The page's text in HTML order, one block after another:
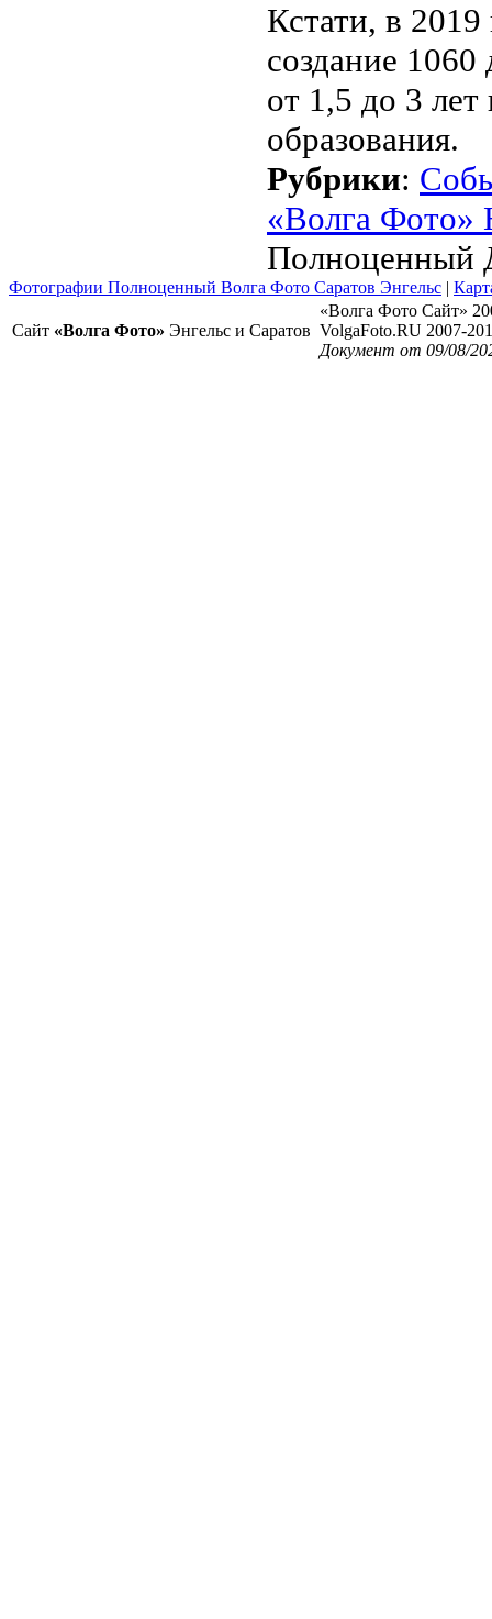
Кстати, в 2019
создание 1060
от 1,5 до 3
образования.
Рубрики:
«Волга Фото»
Полноценный
Фотографии Полноценный Волга Фото Саратов Энгельс |
Сайт «Волга Фото» Энгельс и Саратов
«Волга Фото Сайт»
VolgaFoto.RU 2007-
Документ от 09/08/